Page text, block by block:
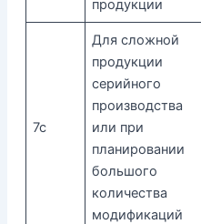
продукции
7с
Для сложной
продукции
серийного
производства
или при
планировании
большого
количества
модификаций